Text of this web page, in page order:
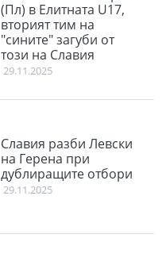
(Пл) в Елитната U17,
вторият тим на
"сините" загуби от
този на Славия
29.11.2025
Славия разби Левски
на Герена при
дублиращите отбори
29.11.2025